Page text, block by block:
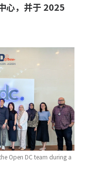
心，并于 2025
Open DC team during a